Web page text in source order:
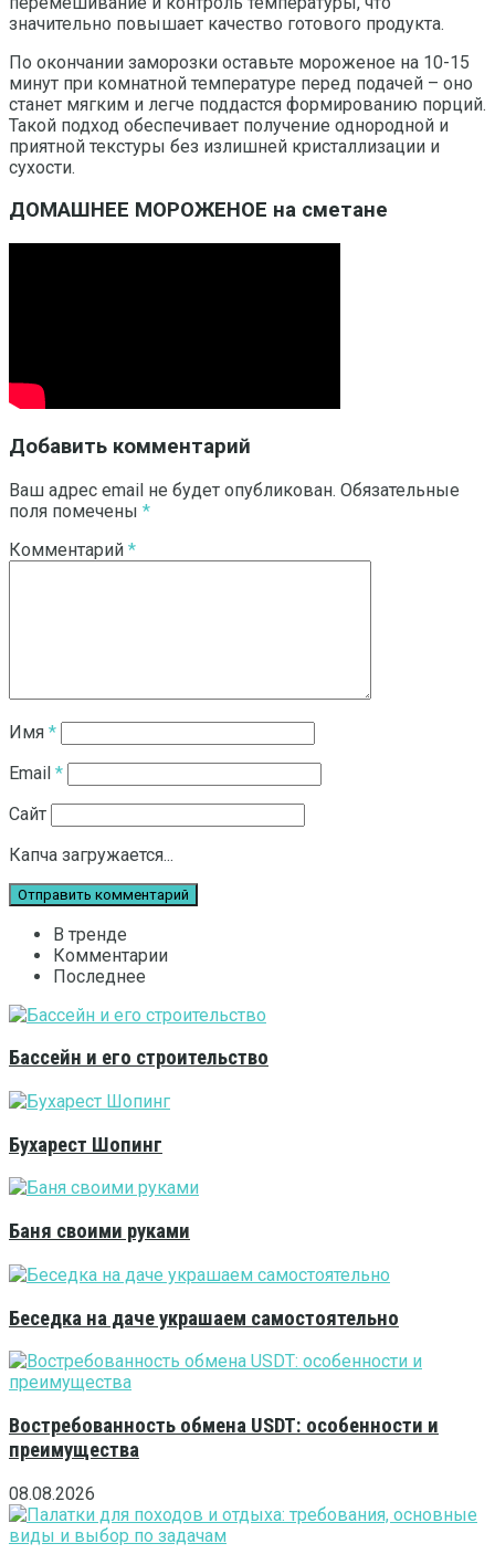
значительно повышает качество готового продукта.
По окончании заморозки оставьте мороженое на 10-15
минут при комнатной температуре перед подачей – оно
станет мягким и легче поддастся формированию порций.
Такой подход обеспечивает получение однородной и
приятной текстуры без излишней кристаллизации и
сухости.
ДОМАШНЕЕ МОРОЖЕНОЕ на сметане
Добавить комментарий
Ваш адрес email не будет опубликован. Обязательные
поля помечены *
Комментарий *
Имя *
Email *
Сайт
Капча загружается...
В тренде
Комментарии
Последнее
Бассейн и его строительство
Бухарест Шопинг
Баня своими руками
Беседка на даче украшаем самостоятельно
Востребованность обмена USDT: особенности и
преимущества
08.08.2026